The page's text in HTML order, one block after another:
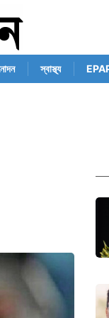
স্বাস্থ্য